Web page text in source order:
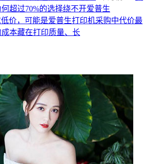
超过70%的选择绕不开爱普生
低价，可能是爱普生打印机采购中代价最
本藏在打印质量、长